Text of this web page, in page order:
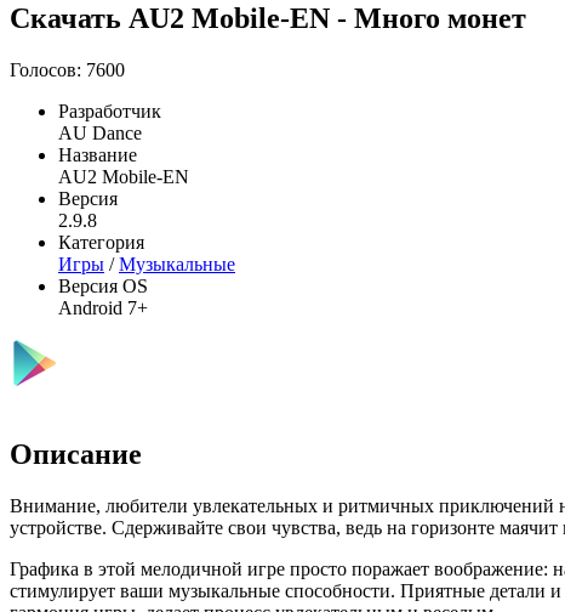
Скачать AU2 Mobile-EN - Много монет
Голосов: 7600
Разработчик
AU Dance
Название
AU2 Mobile-EN
Версия
2.9.8
Категория
Игры /Музыкальные
Версия OS
Android 7+
Описание
Внимание, любители увлекательных и ритмичных приключений
устройстве. Сдерживайте свои чувства, ведь на горизонте
Графика в этой мелодичной игре просто поражает
стимулирует ваши музыкальные способности. Приятные детали